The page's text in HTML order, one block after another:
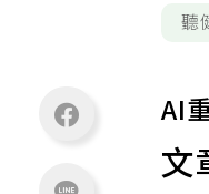
聽
AI
文